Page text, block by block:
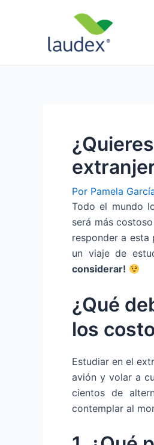
Por Pamela
Todo el mundo
será más
responder a
un viaje de
considerar!
¿Qué
los
Estudiar en el
avión y volar a
cientos de
contemplar al
entradas